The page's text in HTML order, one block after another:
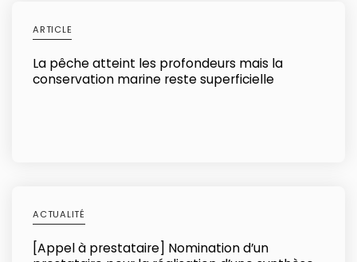
ARTICLE
La pêche atteint les profondeurs mais la
conservation marine reste superficielle
ACTUALITÉ
[Appel à prestataire] Nomination d’un